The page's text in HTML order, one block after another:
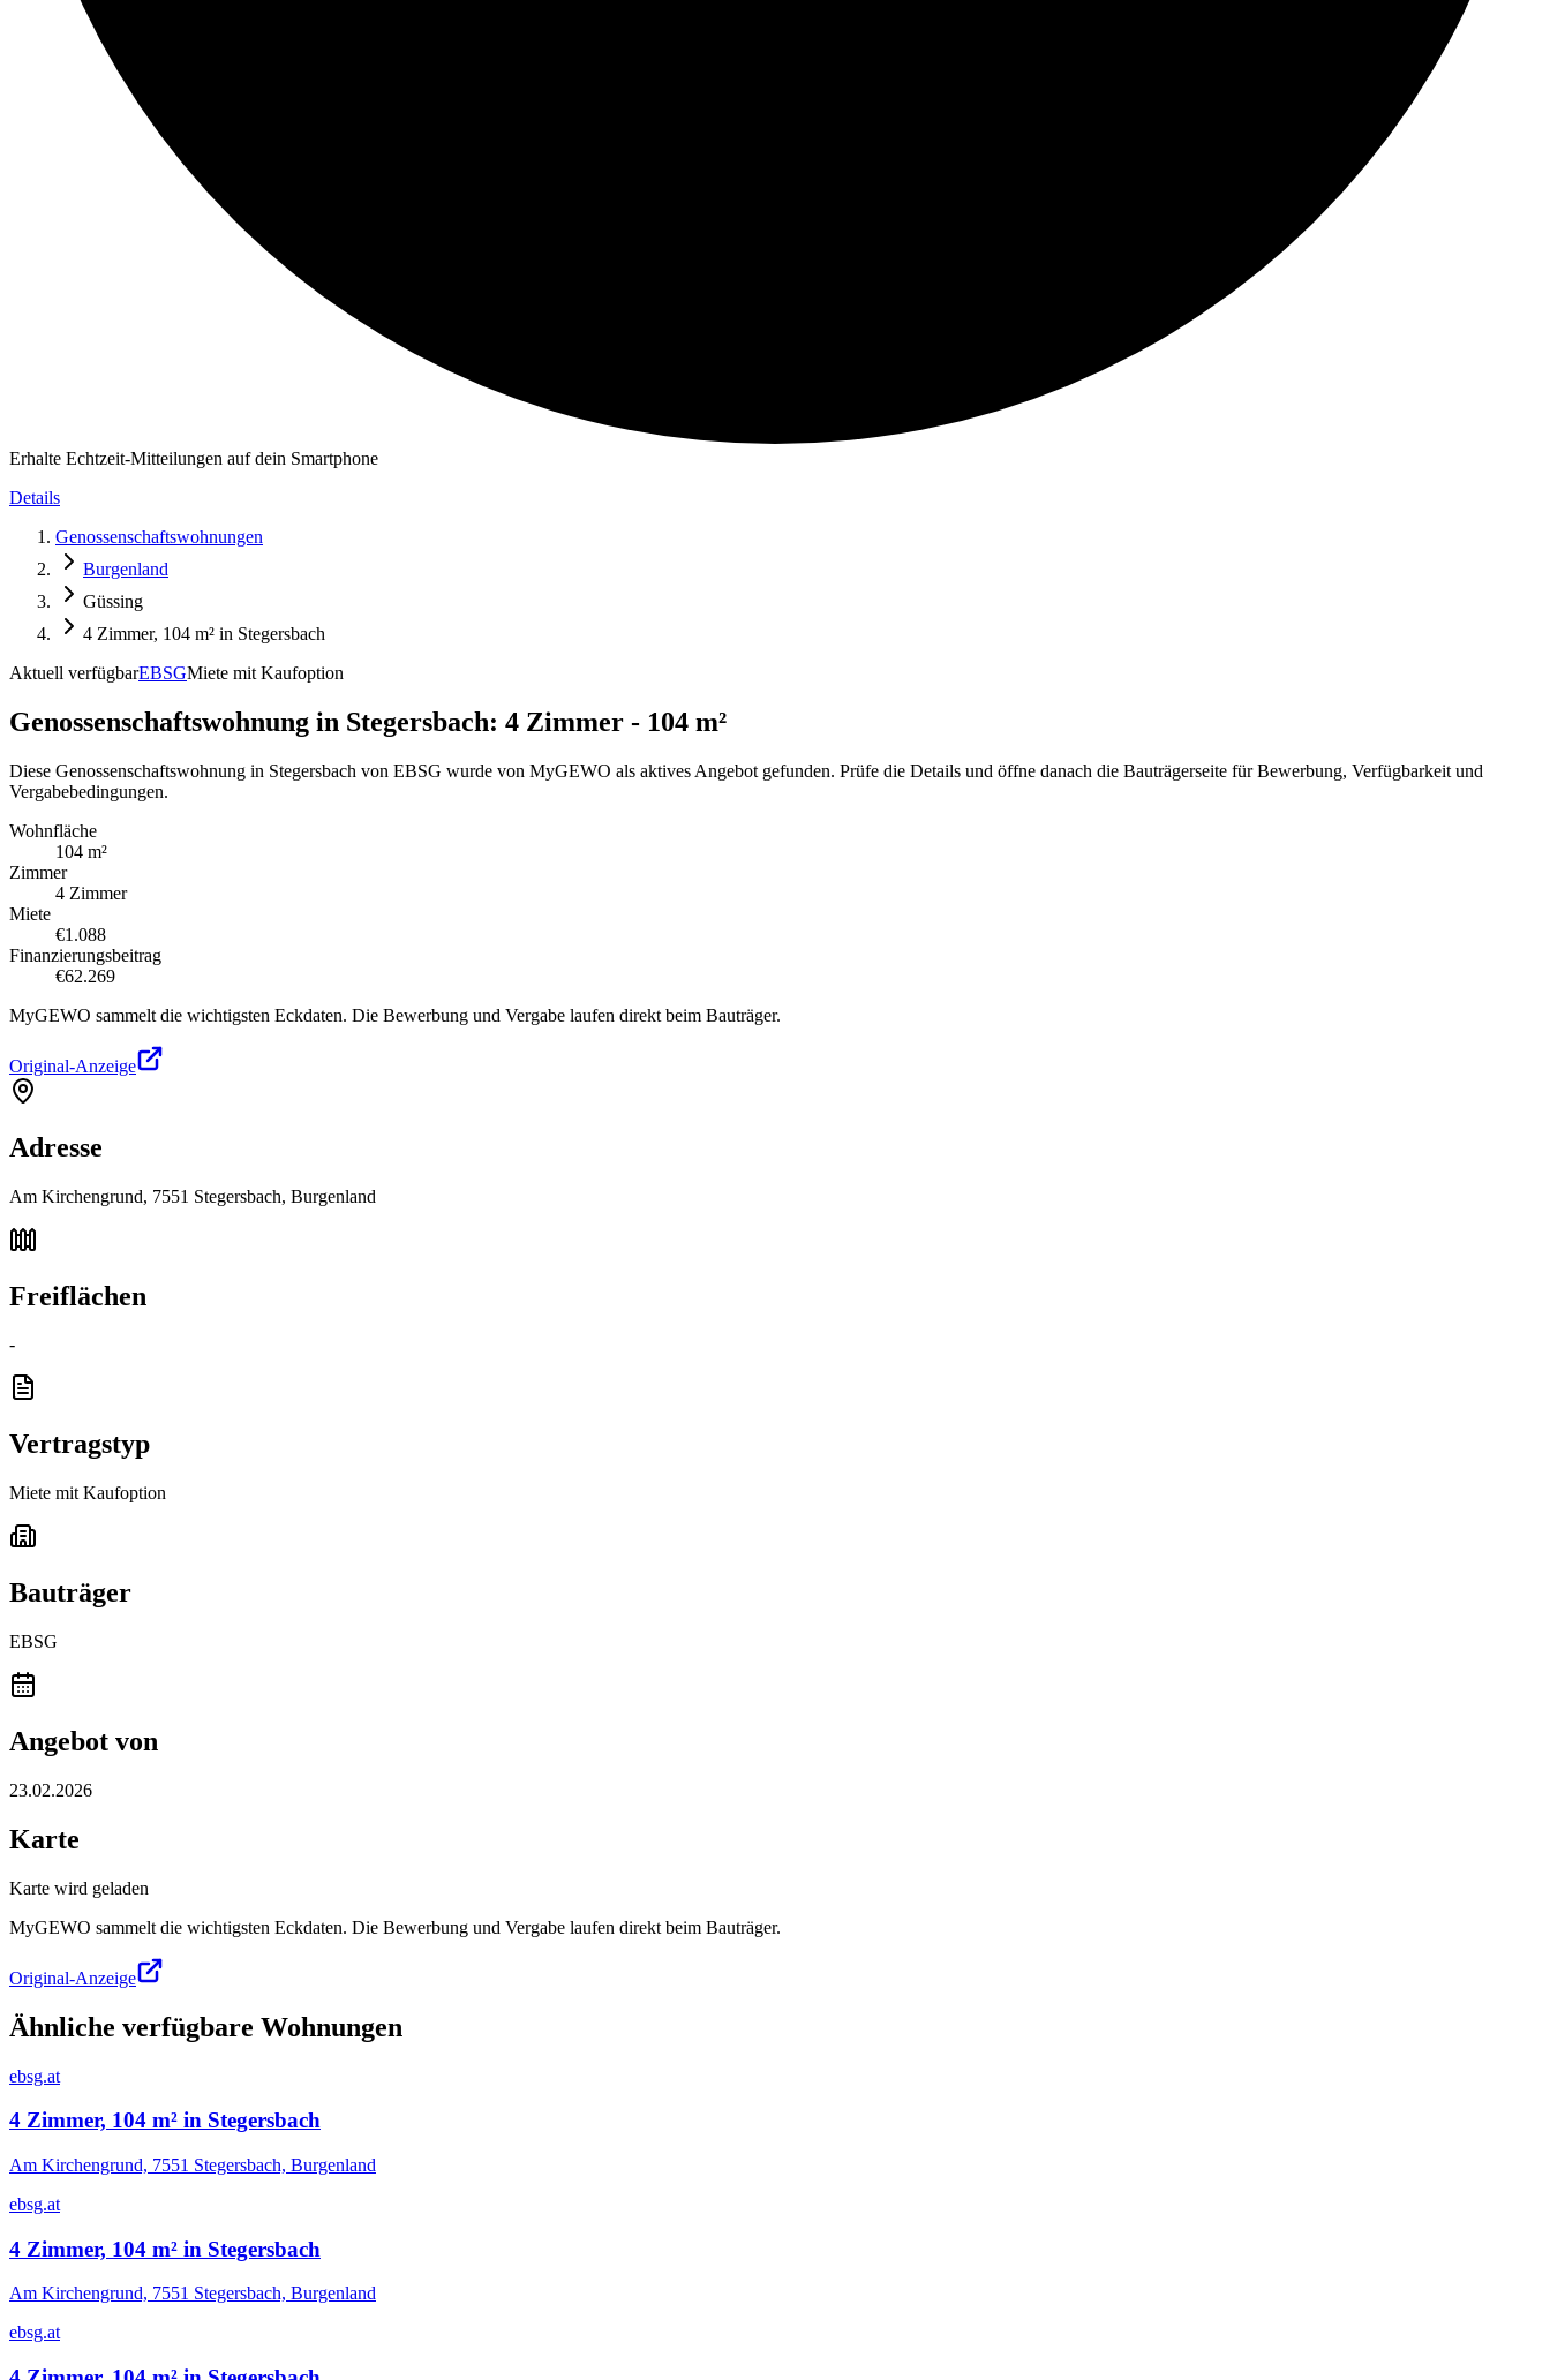
Erhalte Echtzeit-Mitteilungen auf dein Smartphone
Details
Genossenschaftswohnungen
Burgenland
Güssing
4 Zimmer, 104 m² in Stegersbach
Aktuell verfügbarEBSGMiete mit Kaufoption
Genossenschaftswohnung in Stegersbach: 4 Zimmer - 104 m²
Diese Genossenschaftswohnung in Stegersbach von EBSG wurde von MyGEWO als aktives Angebot gefunden. Prüfe die Details und öffne danach die Bauträgerseite für Bewerbung, Verfügbarkeit und
Vergabebedingungen.
Wohnfläche
104 m²
Zimmer
4 Zimmer
Miete
€1.088
Finanzierungsbeitrag
€62.269
MyGEWO sammelt die wichtigsten Eckdaten. Die Bewerbung und Vergabe laufen direkt beim Bauträger.
Original-Anzeige
Adresse
Am Kirchengrund, 7551 Stegersbach, Burgenland
Freiflächen
-
Vertragstyp
Miete mit Kaufoption
Bauträger
EBSG
Angebot von
23.02.2026
Karte
Karte wird geladen
MyGEWO sammelt die wichtigsten Eckdaten. Die Bewerbung und Vergabe laufen direkt beim Bauträger.
Original-Anzeige
Ähnliche verfügbare Wohnungen
ebsg.at
4 Zimmer, 104 m² in Stegersbach
Am Kirchengrund, 7551 Stegersbach, Burgenland
ebsg.at
4 Zimmer, 104 m² in Stegersbach
Am Kirchengrund, 7551 Stegersbach, Burgenland
ebsg.at